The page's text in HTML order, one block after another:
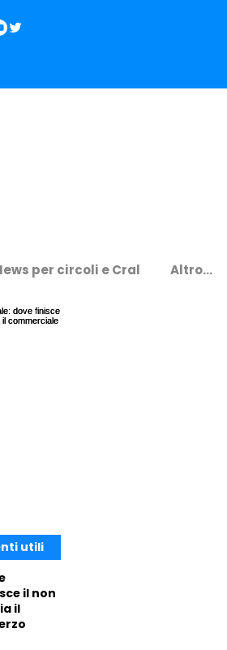
per circoli e Cral Altro...
il non
il
utili